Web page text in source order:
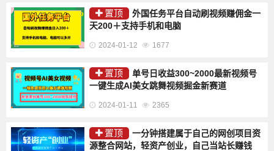
置顶
外国任务平台自动刷视频赚佣金一
天200＋支持手机和电脑
2024-01-12 1677
置顶
单号日收益300~2000最新视频号
一键生成AI美女跳舞视频掘金新赛道
2024-01-11 2365
置顶
一分钟搭建属于自己的网创项目资
源整合网站，轻资产创业，自己当站长赚钱